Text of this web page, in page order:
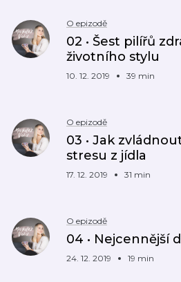
O epizodě
02 • Šest pilířů
životního stylu
10. 12. 2019 39 min
O epizodě
03 • Jak
stresu z jídla
17. 12. 2019 31 min
O epizodě
04 • Nejcennější
24. 12. 2019 19 min